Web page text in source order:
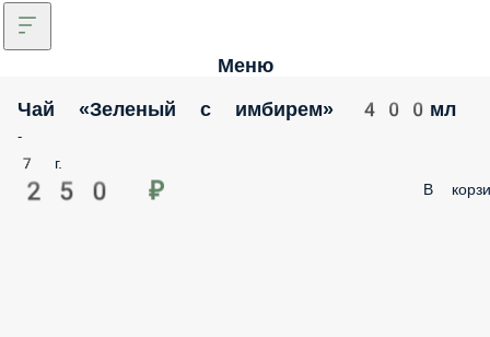
Меню
Чай «Зеленый с имбирем» 400мл
-
7 г.
250 ₽ В